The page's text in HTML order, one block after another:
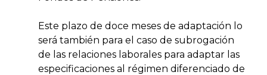
Este plazo de doce meses de adaptación lo
será también para el caso de subrogación
de las relaciones laborales para adaptar las
especificaciones al régimen diferenciado de